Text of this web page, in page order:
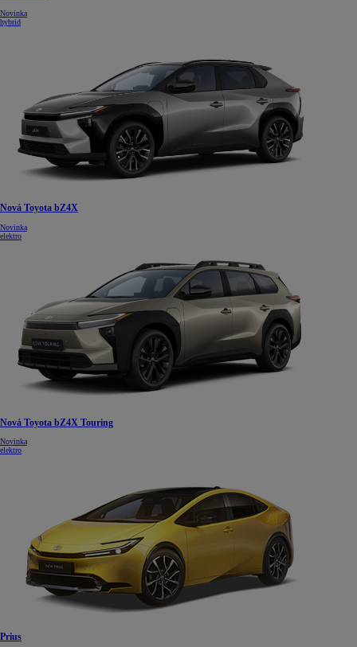
Novinka
hybrid
Nová Toyota bZ4X
Novinka
elektro
Nová Toyota bZ4X Touring
Novinka
elektro
Prius